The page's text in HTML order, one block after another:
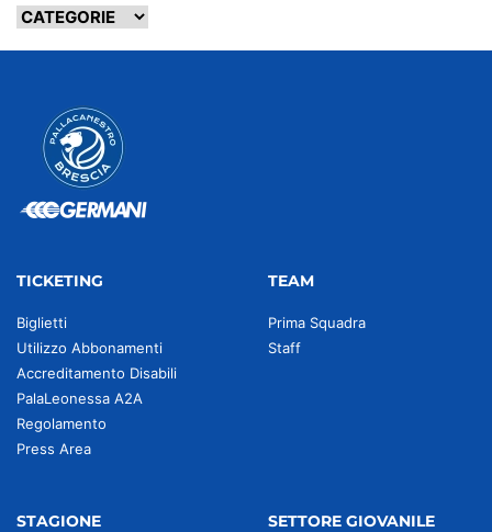
TICKETING
Biglietti
Utilizzo Abbonamenti
Accreditamento Disabili
PalaLeonessa A2A
Regolamento
Press Area
TEAM
Prima Squadra
Staff
STAGIONE SETTORE GIOVANILE